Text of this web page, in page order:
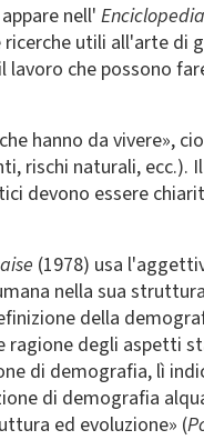
nell' Enciclopedia
utili all'arte di
lavoro che possono
hanno da vivere»,
rischi naturali, ecc.).
devono essere
(1978) usa
nella sua
della
ragione degli aspetti
di demografia, lì
di demografia
ed evoluzione» (